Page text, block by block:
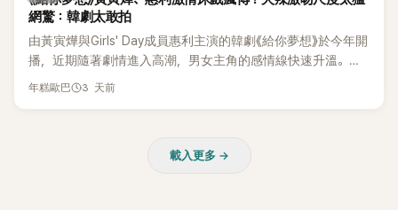
網驚：韓劇太敢拍
由黃寅燁與Girls' Day成員惠利主演的韓劇《給你夢想》於今年開
播，近期隨著劇情進入高潮，男女主角的感情線快速升溫。最
新播出的第8集不僅上演火辣吻戲，更接連出現床戲橋段，讓
年糕歐巴 3 天前
載入更多 →